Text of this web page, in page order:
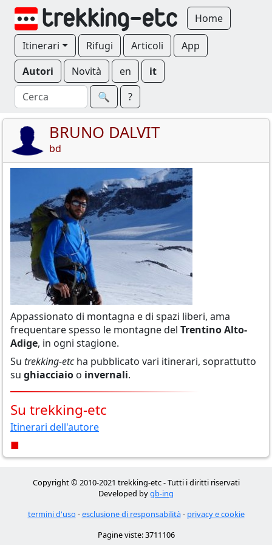
Home
Itinerari Rifugi Articoli
App
Autori
Novità en
it
🔍︎
?
BRUNO DALVIT
bd
Appassionato di montagna e di spazi liberi, ama
frequentare spesso le montagne del TrentinoAlto-
Adige, in ogni stagione.
Su trekking-etcha pubblicato vari itinerari, soprattutto
su ghiacciaio o invernali.
Su trekking-etc
Itinerari dell'autore
■
Copyright © 2010-2021 trekking-etc - Tutti i diritti riservati
Developed bygb-ing
termini d'uso -esclusione di responsabilità- privacy e cookie
Pagine viste: 3711106